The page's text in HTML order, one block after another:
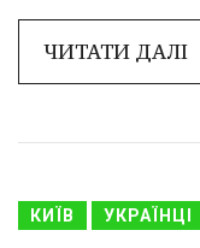
ЧИТАТИ ДАЛІ
КИЇВ УКРАЇНЦІ